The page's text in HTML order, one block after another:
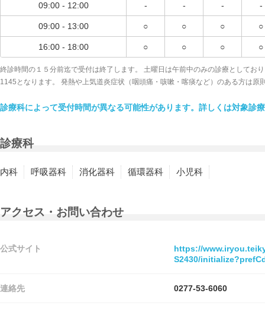
09:00 - 12:00 - - - -
09:00 - 13:00 ○ ○ ○ ○
16:00 - 18:00 ○ ○ ○ ○
終診時間の１５分前迄で受付は終了します。 土曜日は午前中のみの診療としてお
1145となります。 発熱や上気道炎症状（咽頭痛・咳嗽・喀痰など）のある方は原
診療科によって受付時間が異なる可能性があります。詳しくは対象診
診療科
内科 呼吸器科 消化器科 循環器科 小児科
アクセス・お問い合わせ
公式サイト
https://
S2430/
連絡先 0277-53-6060